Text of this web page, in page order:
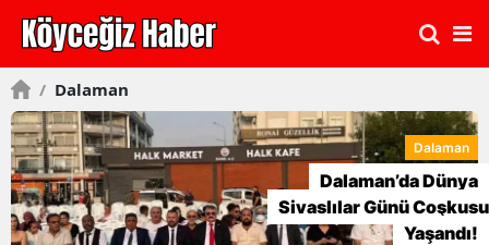
/ Dalaman
Dalaman
Dalaman’da Dünya
Sivaslılar Günü Coşkusu
Yaşandı!